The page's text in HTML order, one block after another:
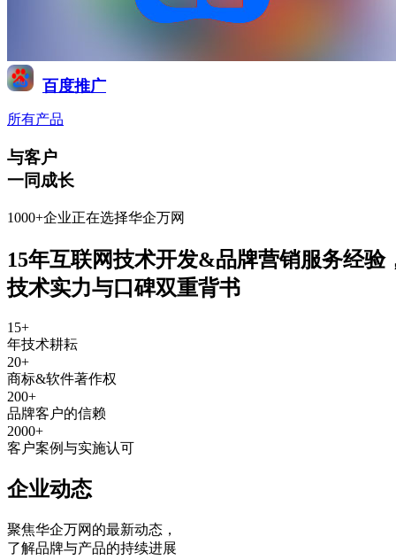
百度推广
所有产品
与客户
一同成长
1000+企业正在选择华企万网
15年互联网技术开发&品牌营销服务经验
技术实力与口碑双重背书
15+
年技术耕耘
20+
商标&软件著作权
200+
品牌客户的信赖
2000+
客户案例与实施认可
企业动态
聚焦华企万网的最新动态 ，
了解品牌与产品的持续进展